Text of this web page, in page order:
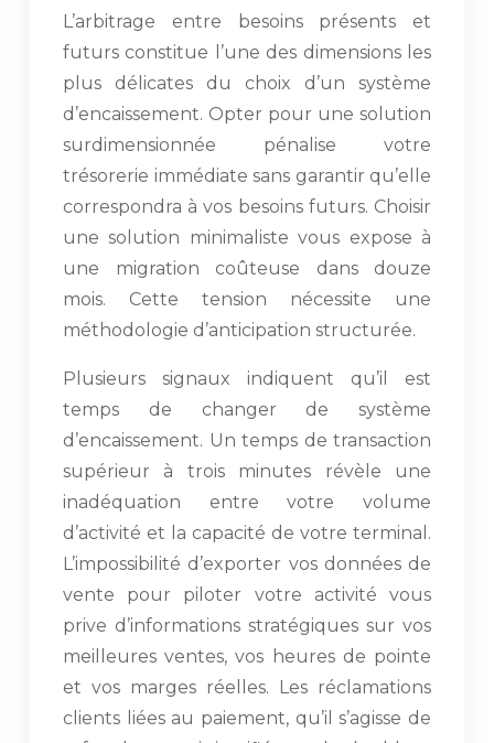
L’arbitrage entre besoins présents et
futurs constitue l’une des dimensions les
plus délicates du choix d’un système
d’encaissement. Opter pour une solution
surdimensionnée pénalise votre
trésorerie immédiate sans garantir qu’elle
correspondra à vos besoins futurs. Choisir
une solution minimaliste vous expose à
une migration coûteuse dans douze
mois. Cette tension nécessite une
méthodologie d’anticipation structurée.
Plusieurs signaux indiquent qu’il est
temps de changer de système
d’encaissement. Un temps de transaction
supérieur à trois minutes révèle une
inadéquation entre votre volume
d’activité et la capacité de votre terminal.
L’impossibilité d’exporter vos données de
vente pour piloter votre activité vous
prive d’informations stratégiques sur vos
meilleures ventes, vos heures de pointe
et vos marges réelles. Les réclamations
clients liées au paiement, qu’il s’agisse de